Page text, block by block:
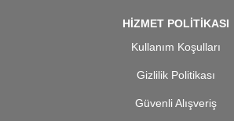
HİZMET POLİTİKASI
Kullanım Koşulları
Gizlilik Politikası
Güvenli Alışveriş